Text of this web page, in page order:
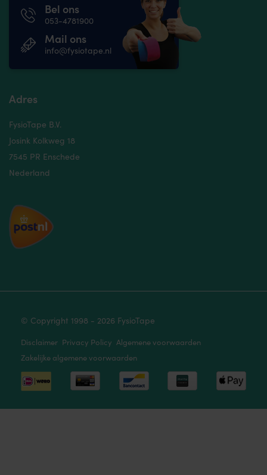
Bel ons
053-4781900
Mail ons
info@fysiotape.nl
Adres
FysioTape B.V.
Josink Kolkweg 18
7545 PR Enschede
Nederland
© Copyright 1998 - 2026 FysioTape
Disclaimer Privacy Policy Algemene voorwaarden
Zakelijke algemene voorwaarden